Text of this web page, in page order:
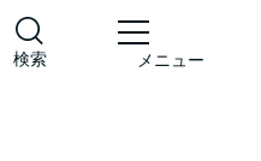
検索 メニュー